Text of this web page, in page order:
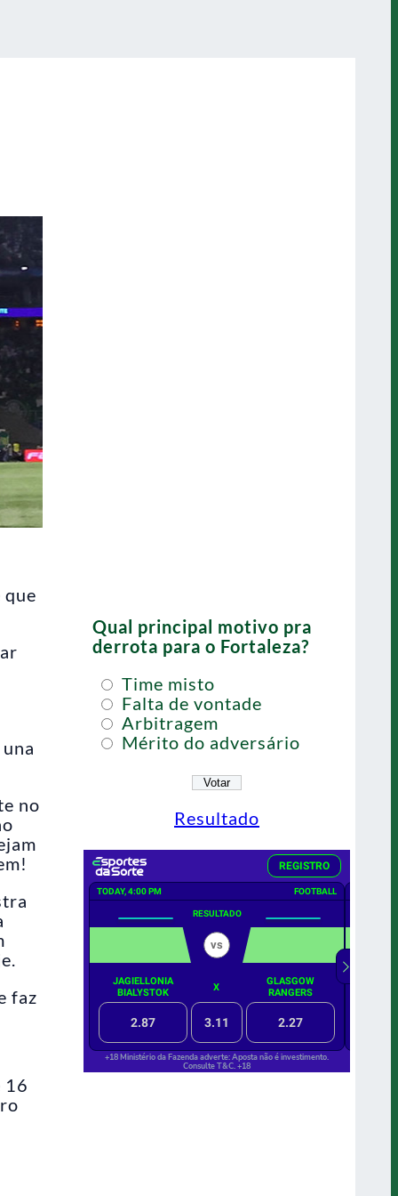
que
no
faz
16
Qual principal motivo pra
derrota para o Fortaleza?
Time misto
Falta de vontade
Arbitragem
Mérito do adversário
Resultado